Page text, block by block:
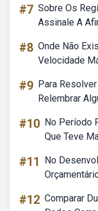
#7 Sobre Os
Assinale A
#8 Onde Não
Velocidade
#9 Para
Relembrar
#10 No Período
Que Teve
#11
No
#12 Comparar